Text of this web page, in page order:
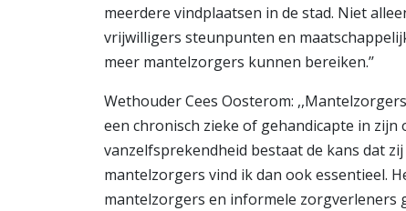
meerdere vindplaatsen in de stad. Niet
vrijwilligers steunpunten en
meer mantelzorgers kunnen bereiken.’’
Wethouder Cees Oosterom:
een chronisch zieke of gehandicapte in
vanzelfsprekendheid bestaat de kans dat
mantelzorgers vind ik dan ook essentieel.
mantelzorgers en informele zorgverleners